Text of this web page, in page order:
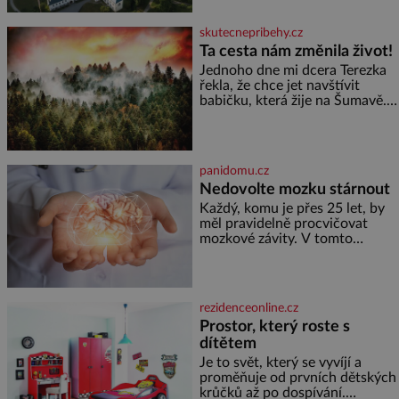
jediného dne můžete
nahlédnout do útrob jedné z
nejvýznamnějších vodních
elektráren v Evropě, vydat se na
horské hřebeny, projet se na
koloběžce a den zakončit
skutecnepribehy.cz
Ta cesta nám změnila život!
Jednoho dne mi dcera Terezka
řekla, že chce jet navštívit
babičku, která žije na Šumavě.
fantazii. Už odmalička milovala
svět pohádek. Každou chvilku
mi říkala, že se jí zdálo o
jednorožcích, krásných
princeznách, statečných
panidomu.cz
Nedovolte mozku stárnout
Každý, komu je přes 25 let, by
měl pravidelně procvičovat
mozkové závity. V tomto
jméno kolegy z práce. Nebo
marně v paměti lovíte název
knížky, kterou jste nedávno
přečetli. Je to opravdu tak, s
věkem jako kdyby se paměť
rozhodla stávkovat. Cvičte
rezidenceonline.cz
Prostor, který roste s
dítětem
Je to svět, který se vyvíjí a
proměňuje od prvních dětských
krůčků až po dospívání.